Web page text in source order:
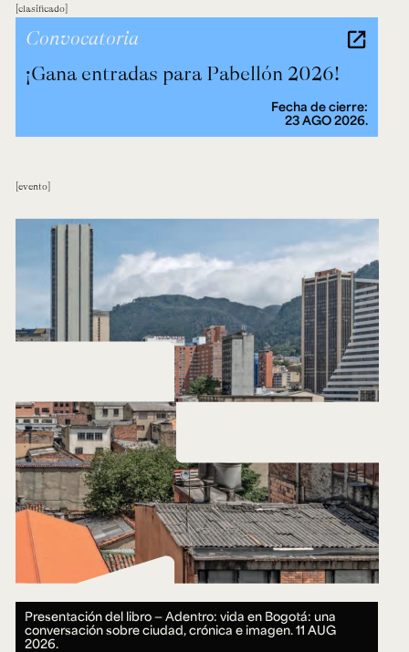
clasificado
¡Gana entradas para Pabellón 2026!
Convocatoria
Fecha de cierre:
23 AGO 2026.
evento
Presentación del libro — Adentro: vida en Bogotá: una
conversación sobre ciudad, crónica e imagen.11 AUG
2026.